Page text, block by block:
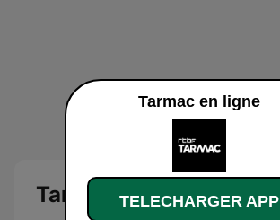
Tarmac
Tarmac en ligne
TELECHARGER APP